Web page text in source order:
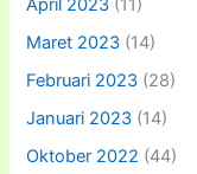
April 2023 (11)
Maret 2023 (14)
Februari 2023 (28)
Januari 2023 (14)
Oktober 2022 (44)